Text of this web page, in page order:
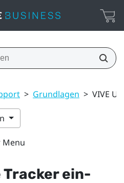
> Grundlagen > VIVE
Menu
Trackerein-